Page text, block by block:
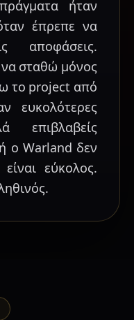
ήταν
έπρεπε να
αποφάσεις.
σταθώ μόνος
το project από
ευκολότερες
επιβλαβείς
ο Warland δεν
εύκολος.